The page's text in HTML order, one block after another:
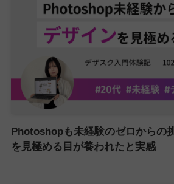
Photoshopも未経験のゼロからの
を見極める目が養われたと実感